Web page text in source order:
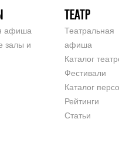
афиша
залы и
ТЕАТР
Театральная
афиша
Каталог
Фестивали
Каталог
Рейтинги
Статьи